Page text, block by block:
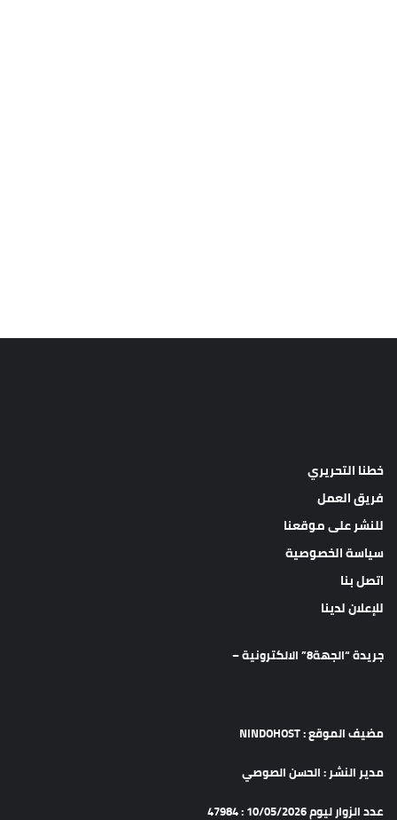
خطنا التحريري
فريق العمل
للنشر على موقعنا
سياسة الخصوصية
اتصل بنا
للإعلان لدينا
جريدة “الجهة8” الالكترونية –
مضيف الموقع : NINDOHOST
مدير النشر : الحسن الصوصي
عدد الزوار ليوم 10/05/2026 : 47984